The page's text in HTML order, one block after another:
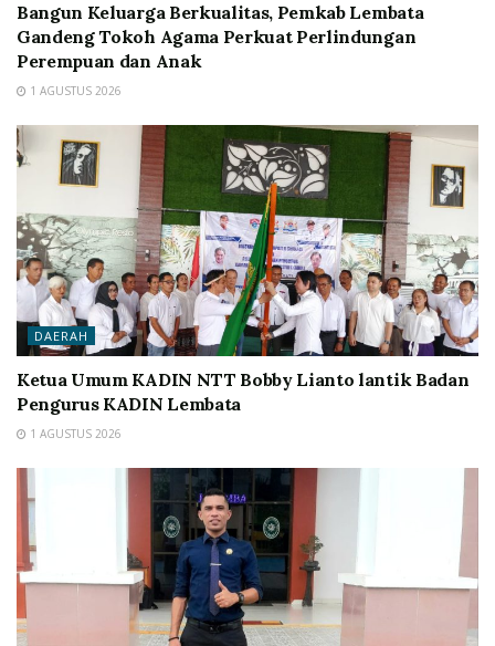
Bangun Keluarga Berkualitas, Pemkab Lembata
Gandeng Tokoh Agama Perkuat Perlindungan
Perempuan dan Anak
1 AGUSTUS 2026
DAERAH
Ketua Umum KADIN NTT Bobby Lianto lantik Badan
Pengurus KADIN Lembata
1 AGUSTUS 2026